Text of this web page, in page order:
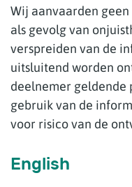
Wij aanvaarden
als gevolg van
verspreiden van de
uitsluitend worden
deelnemer geldende
gebruik van de
voor risico van de
English